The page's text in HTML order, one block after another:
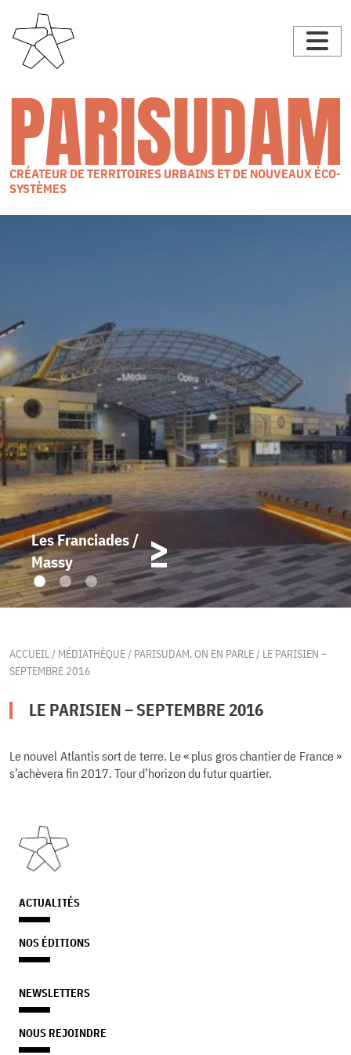
PARISUDAM
CRÉATEUR DE TERRITOIRES URBAINS ET DE NOUVEAUX ÉCO-
SYSTÈMES
Les Franciades /
Massy
ACCUEIL/ MÉDIATHÈQUE/ PARISUDAM, ON EN PARLE/ LE PARISIEN –
SEPTEMBRE 2016
LE PARISIEN – SEPTEMBRE 2016
Le nouvel Atlantis sort de terre. Le « plus gros chantier de France »
s’achèvera fin 2017. Tour d’horizon du futur quartier.
ACTUALITÉS
NOS ÉDITIONS
NEWSLETTERS
NOUS REJOINDRE